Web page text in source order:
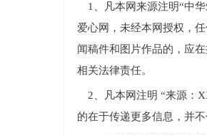
1、凡本网来源注明“中
爱心网，未经本网授权，
闻稿件和图片作品的，应
相关法律责任。
2、凡本网注明 “来源：
的在于传递更多信息，并